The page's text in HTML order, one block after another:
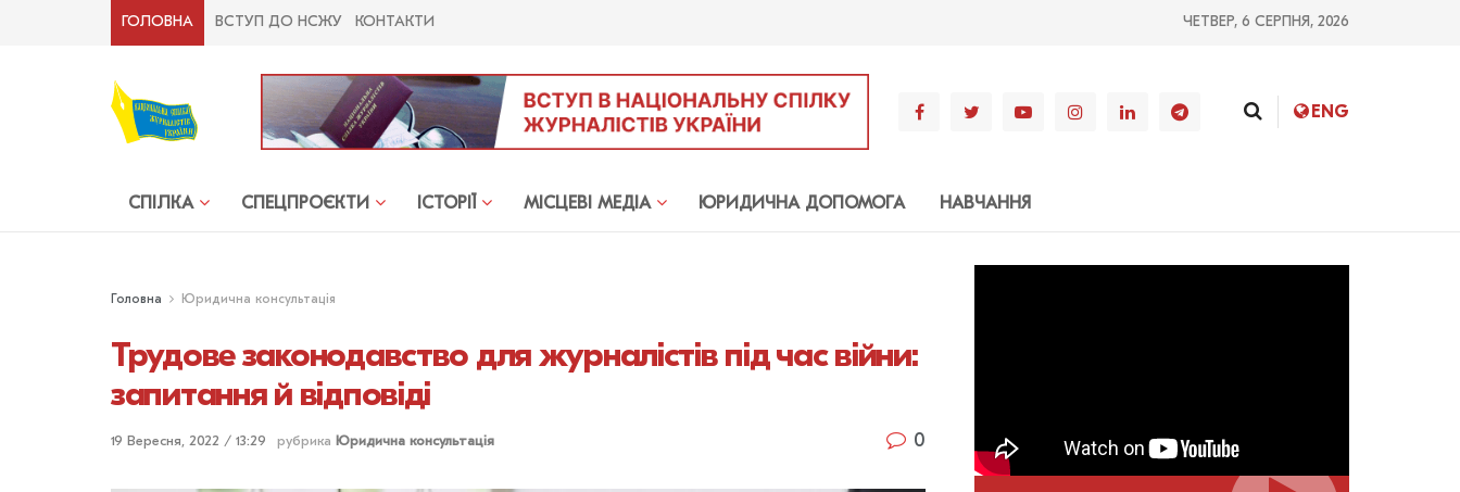
ГОЛОВНА ВСТУП ДО НСЖУ КОНТАКТИ ЧЕТВЕР, 6 СЕРПНЯ, 2026
ENG
СПІЛКА СПЕЦПРОЄКТИ ІСТОРІЇ МIСЦЕВI МЕДIА ЮРИДИЧНА ДОПОМОГА НАВЧАННЯ
Головна Юридична консультація
Трудове законодавство для журналістів під час війни:
запитання й відповіді
19 Вересня, 2022 / 13:29 рубрика Юридична консультація 0